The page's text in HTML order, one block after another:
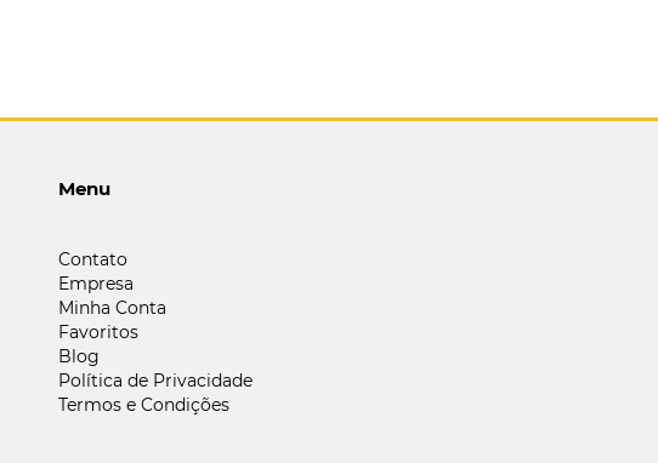
Menu
Contato
Empresa
Minha Conta
Favoritos
Blog
Política de Privacidade
Termos e Condições